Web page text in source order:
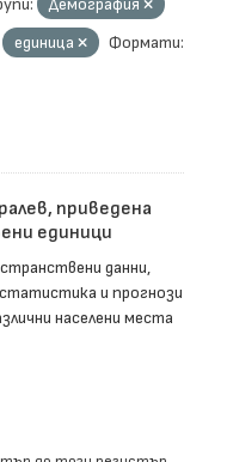
Демография
единица
Формати:
приведена
единици
данни,
и прогнози
населени места